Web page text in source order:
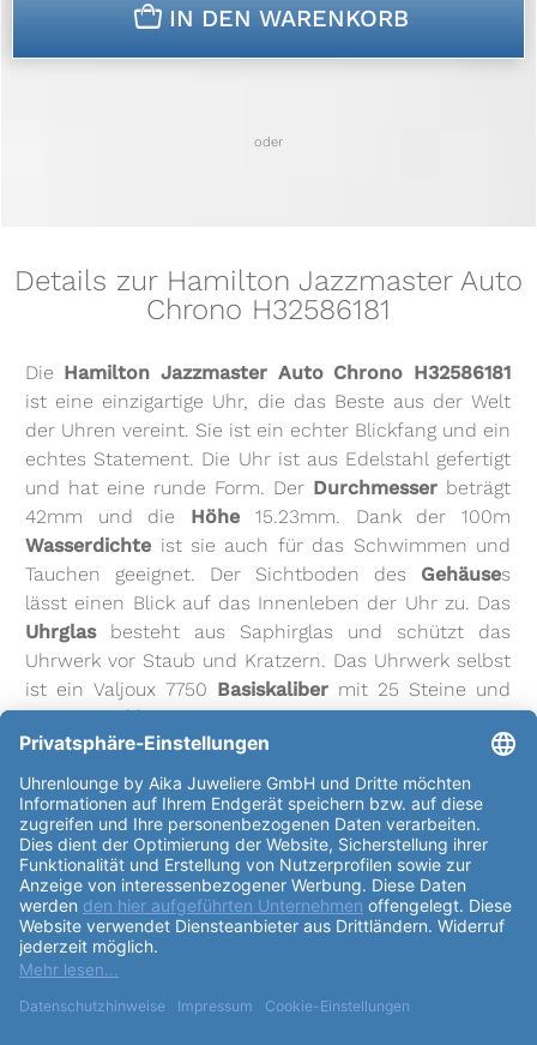
n IN DEN WARENKORB
oder
Details zur Hamilton Jazzmaster Auto
Chrono H32586181
Die Hamilton Jazzmaster Auto Chrono H32586181
ist eine einzigartige Uhr, die das Beste aus der Welt
der Uhren vereint. Sie ist ein echter Blickfang und ein
echtes Statement. Die Uhr ist aus Edelstahl gefertigt
und hat eine runde Form. Der Durchmesser beträgt
42mm und die Höhe 15.23mm. Dank der 100m
Wasserdichte ist sie auch für das Schwimmen und
Tauchen geeignet. Der Sichtboden des Gehäuses
lässt einen Blick auf das Innenleben der Uhr zu. Das
Uhrglasbesteht aus Saphirglas und schützt das
Uhrwerk vor Staub und Kratzern. Das Uhrwerk selbst
ist ein Valjoux 7750 Basiskaliber mit 25 Steine und
demKaliberH-21. Es schwingt 28800
Halbschwingungen pro Stunde und hat eine
Gangreserve von bis zu 60h. Das Zifferblattist in
den Farben silber und anthrazit gehalten und die
Indexe sind Striche. DasArmbandbesteht aus
Edelstahl und ist silberfarben. Es wird durch eine
Faltschliesse geschlossen. DieHamilton Jazzmaster
Auto Chrono H32586181verfügt über viele
Funktionen, wie Leuchtzeiger, kleine Sekunde,
Chronograph, Datumsanzeige und mehr. Hamilton ist
eine der ältesten Uhrenmarken der Welt. Seit ihrer